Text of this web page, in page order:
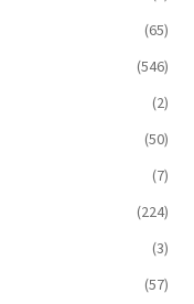
(65)
(546)
(2)
(50)
(7)
(224)
(3)
(57)